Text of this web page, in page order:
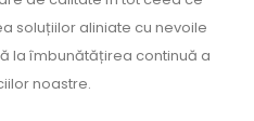
soluțiilor aliniate cu nevoile
la îmbunătățirea continuă a
noastre.